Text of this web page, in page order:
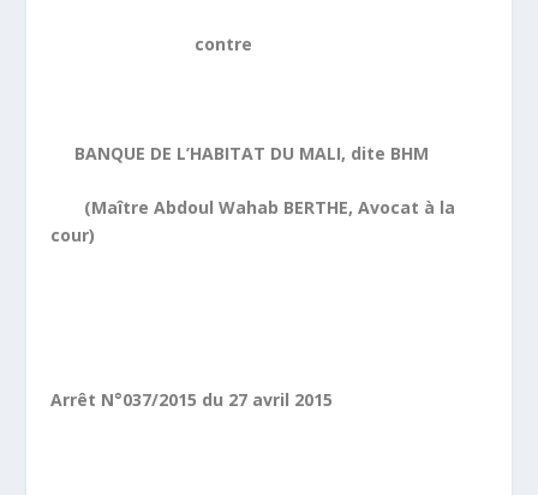
contre
BANQUE DE L’HABITAT DU MALI, dite BHM
(Maître Abdoul Wahab BERTHE, Avocat à la
cour)
Arrêt N°037/2015 du 27 avril 2015